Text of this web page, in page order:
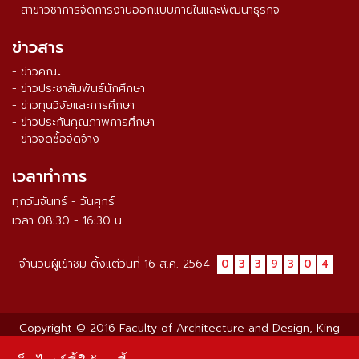
- สาขาวิชาการจัดการงานออกแบบภายในและพัฒนาธุรกิจ
ข่าวสาร
- ข่าวคณะ
- ข่าวประชาสัมพันธ์นักศึกษา
- ข่าวทุนวิจัยและการศึกษา
- ข่าวประกันคุณภาพการศึกษา
- ข่าวจัดซื้อจัดจ้าง
เวลาทำการ
ทุกวันจันทร์ - วันศุกร์
เวลา 08:30 - 16:30 น.
จำนวนผู้เข้าชม ตั้งแต่วันที่ 16 ส.ค. 2564 0 3 3 9 3 0 4
Copyright © 2016 Faculty of Architecture and Design, King